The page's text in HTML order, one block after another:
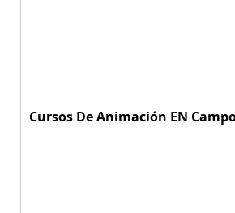
Cursos De Animación EN